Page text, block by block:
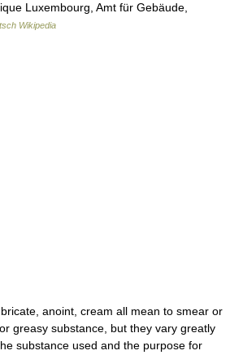
Luxembourg, Amt für Gebäude,
Wikipedia
anoint, cream all mean to smear or
greasy substance, but they vary greatly
substance used and the purpose for